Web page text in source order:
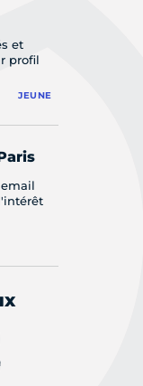
et
profil
JEUNE